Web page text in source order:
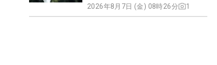
2026年8月7日 (金) 08時26分 1